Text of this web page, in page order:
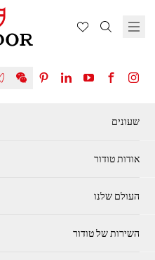
שעונים
אודות טודור
העולם שלנו
השירות של טודור